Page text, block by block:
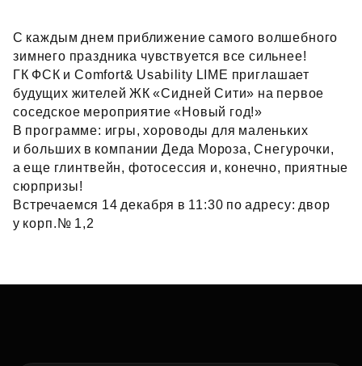
С каждым днем приближение самого волшебного
зимнего праздника чувствуется все сильнее!
ГК ФСК и Comfort& Usability LIME приглашает
будущих жителей ЖК «Сидней Сити» на первое
соседское мероприятие «Новый год!»
В программе: игры, хороводы для маленьких
и больших в компании Деда Мороза, Снегурочки,
а еще глинтвейн, фотосессия и, конечно, приятные
сюрпризы!
Встречаемся 14 декабря в 11:30 по адресу: двор
у корп.№ 1,2